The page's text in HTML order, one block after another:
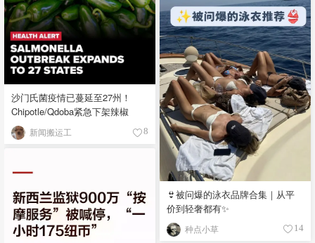
沙门氏菌疫情已蔓延至27州！
Chipotle/Qdoba紧急下架辣椒
新闻搬运工 8
👙被问爆的泳衣品牌合集｜从平
价到轻奢都有✨
种点小草 14